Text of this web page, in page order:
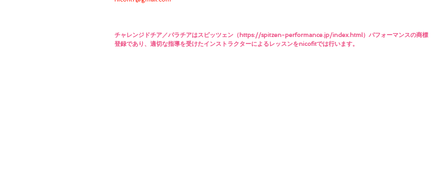
チャレンジドチア／パラチアはスピッツェン（https://spitzen-performance.jp/index.html）パフォーマンスの商標
登録であり、適切な指導を受けたインストラクターによるレッスンをnicofitでは行います。